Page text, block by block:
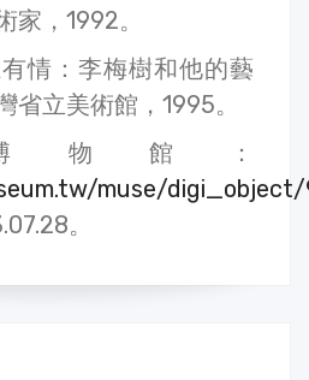
家，1992。
情：李梅樹和他的藝
省立美術館，1995。
物館：
muse/digi_object/
。